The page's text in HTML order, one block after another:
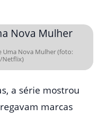
Uma Nova Mulher (foto:
Netflix)
a série mostrou
marcas